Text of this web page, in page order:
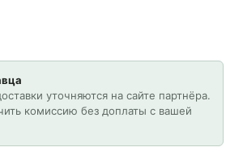
уточняются на сайте партнёра.
комиссию без доплаты с вашей